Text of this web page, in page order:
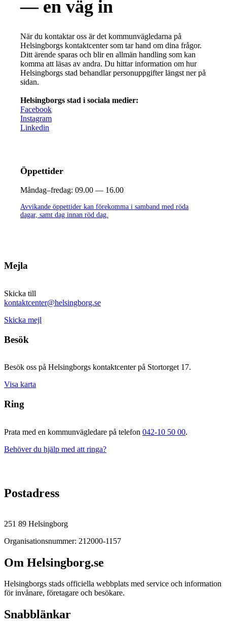
— en väg in
När du kontaktar oss är det kommunvägledarna på
Helsingborgs kontaktcenter som tar hand om dina frågor.
Ditt ärende sparas och blir en allmän handling som kan
komma att läsas av andra. Du hittar information om hur
Helsingborgs stad behandlar personuppgifter längst ner på
sidan.
Helsingborgs stad i sociala medier:
Facebook
Instagram
Linkedin
Öppettider
Måndag–fredag: 09.00 — 16.00
Avvikande öppettider kan förekomma i samband med röda
dagar, samt dag innan röd dag.
Mejla
Skicka till
kontaktcenter@helsingborg.se
Skicka mejl
Besök
Besök oss på Helsingborgs kontaktcenter på Stortorget 17.
Visa karta
Ring
Prata med en kommunvägledare på telefon 042-10 50 00.
Behöver du hjälp med att ringa?
Postadress
251 89 Helsingborg
Organisationsnummer: 212000-1157
Om Helsingborg.se
Helsingborgs stads officiella webbplats med service och information
för invånare, företagare och besökare.
Snabblänkar